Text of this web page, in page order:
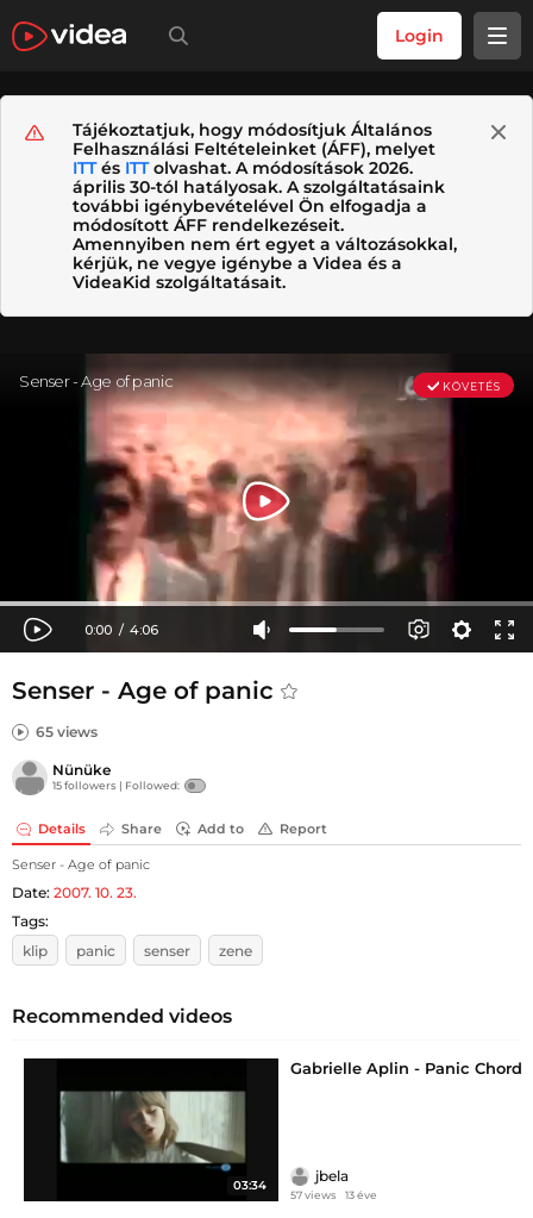
Login
Tájékoztatjuk, hogy módosítjuk Általános
Felhasználási Feltételeinket (ÁFF), melyet
ITTés ITTolvashat. A módosítások 2026.
április 30-tól hatályosak. A szolgáltatásaink
további igénybevételével Ön elfogadja a
módosított ÁFF rendelkezéseit.
Amennyiben nem ért egyet a változásokkal,
kérjük, ne vegye igénybe a Videa és a
VideaKid szolgáltatásait.
Senser - Age of panic
65 views
Nünüke
15 followers | Followed:
Details Share Add to Report
Senser - Age of panic
Date: 2007. 10. 23.
Tags:
klip
panic senser zene
Recommended videos
03:34
Gabrielle Aplin - Panic Chord
jbela
57 views 13 éve